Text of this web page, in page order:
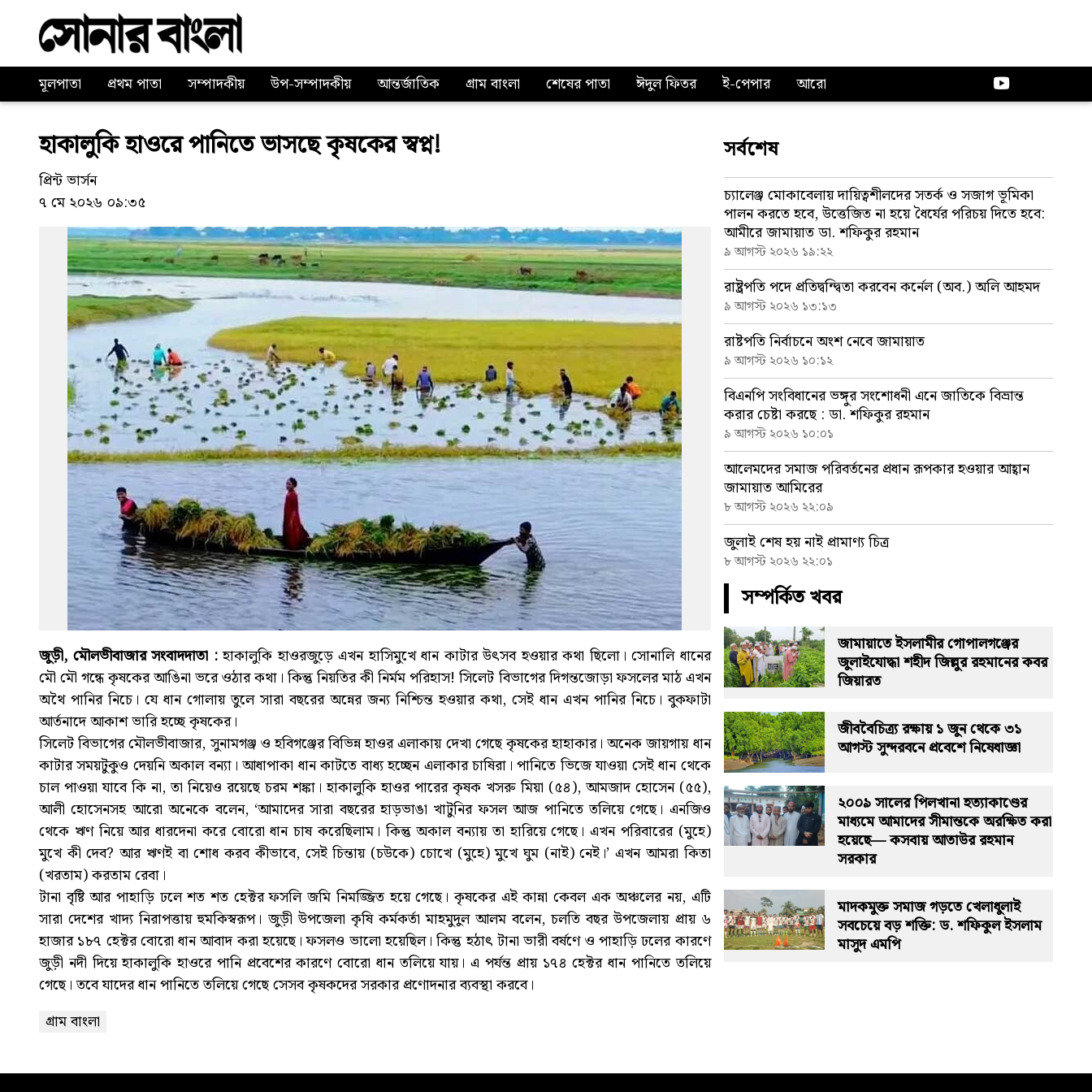
মূলপাতা প্রথম পাতা সম্পাদকীয় উপ-সম্পাদকীয় আন্তর্জাতিক গ্রাম বাংলা শেষের পাতা ঈদুল ফিতর ই-পেপার আরো
হাকালুকি হাওরে পানিতে ভাসছে কৃষকের স্বপ্ন!
প্রিন্ট ভার্সন
৭ মে ২০২৬ ০৯:৩৫
জুড়ী, মৌলভীবাজার সংবাদদাতা :হাকালুকি হাওরজুড়ে এখন হাসিমুখে ধান কাটার উৎসব হওয়ার কথা ছিলো। সোনালি ধানের
মৌ মৌ গন্ধে কৃষকের আঙিনা ভরে ওঠার কথা। কিন্তু নিয়তির কী নির্মম পরিহাস! সিলেট বিভাগের দিগন্তজোড়া ফসলের মাঠ এখন
অথৈ পানির নিচে। যে ধান গোলায় তুলে সারা বছরের অন্নের জন্য নিশ্চিন্ত হওয়ার কথা, সেই ধান এখন পানির নিচে। বুকফাটা
আর্তনাদে আকাশ ভারি হচ্ছে কৃষকের।
সিলেট বিভাগের মৌলভীবাজার, সুনামগঞ্জ ও হবিগঞ্জের বিভিন্ন হাওর এলাকায় দেখা গেছে কৃষকের হাহাকার। অনেক জায়গায় ধান
কাটার সময়টুকুও দেয়নি অকাল বন্যা। আধাপাকা ধান কাটতে বাধ্য হচ্ছেন এলাকার চাষিরা। পানিতে ভিজে যাওয়া সেই ধান থেকে
চাল পাওয়া যাবে কি না, তা নিয়েও রয়েছে চরম শঙ্কা। হাকালুকি হাওর পারের কৃষক খসরু মিয়া (৫৪), আমজাদ হোসেন (৫৫),
আলী হোসেনসহ আরো অনেকে বলেন, ‘আমাদের সারা বছরের হাড়ভাঙা খাটুনির ফসল আজ পানিতে তলিয়ে গেছে। এনজিও
থেকে ঋণ নিয়ে আর ধারদেনা করে বোরো ধান চাষ করেছিলাম। কিন্তু অকাল বন্যায় তা হারিয়ে গেছে। এখন পরিবারের (মুহে)
মুখে কী দেব? আর ঋণই বা শোধ করব কীভাবে, সেই চিন্তায় (চউকে) চোখে (মুহে) মুখে ঘুম (নাই) নেই।’ এখন আমরা কিতা
(খরতাম) করতাম রেবা।
টানা বৃষ্টি আর পাহাড়ি ঢলে শত শত হেক্টর ফসলি জমি নিমজ্জিত হয়ে গেছে। কৃষকের এই কান্না কেবল এক অঞ্চলের নয়, এটি
সারা দেশের খাদ্য নিরাপত্তায় হুমকিস্বরূপ। জুড়ী উপজেলা কৃষি কর্মকর্তা মাহমুদুল আলম বলেন, চলতি বছর উপজেলায় প্রায় ৬
হাজার ১৮৭ হেক্টর বোরো ধান আবাদ করা হয়েছে। ফসলও ভালো হয়েছিল। কিন্তু হঠাৎ টানা ভারী বর্ষণে ও পাহাড়ি ঢলের কারণে
জুড়ী নদী দিয়ে হাকালুকি হাওরে পানি প্রবেশের কারণে বোরো ধান তলিয়ে যায়। এ পর্যন্ত প্রায় ১৭৪ হেক্টর ধান পানিতে তলিয়ে
গেছে। তবে যাদের ধান পানিতে তলিয়ে গেছে সেসব কৃষকদের সরকার প্রণোদনার ব্যবস্থা করবে।
গ্রাম বাংলা
সর্বশেষ
চ্যালেঞ্জ মোকাবেলায় দায়িত্বশীলদের সতর্ক ও সজাগ ভূমিকা
পালন করতে হবে, উত্তেজিত না হয়ে ধৈর্যের পরিচয় দিতে হবে:
আমীরে জামায়াত ডা. শফিকুর রহমান
৯ আগস্ট ২০২৬ ১৯:২২
রাষ্ট্রপতি পদে প্রতিদ্বন্দ্বিতা করবেন কর্নেল (অব.) অলি আহমদ
৯ আগস্ট ২০২৬ ১৩:১৩
রাষ্টপতি নির্বাচনে অংশ নেবে জামায়াত
৯ আগস্ট ২০২৬ ১০:১২
বিএনপি সংবিধানের ভঙ্গুর সংশোধনী এনে জাতিকে বিভ্রান্ত
করার চেষ্টা করছে : ডা. শফিকুর রহমান
৯ আগস্ট ২০২৬ ১০:০১
আলেমদের সমাজ পরিবর্তনের প্রধান রূপকার হওয়ার আহ্বান
জামায়াত আমিরের
৮ আগস্ট ২০২৬ ২২:০৯
জুলাই শেষ হয় নাই প্রামাণ্য চিত্র
৮ আগস্ট ২০২৬ ২২:০১
সম্পর্কিত খবর
জামায়াতে ইসলামীর গোপালগঞ্জের
জুলাইযোদ্ধা শহীদ জিল্লুর রহমানের কবর
জিয়ারত
জীববৈচিত্র্য রক্ষায় ১ জুন থেকে ৩১
আগস্ট সুন্দরবনে প্রবেশে নিষেধাজ্ঞা
২০০৯ সালের পিলখানা হত্যাকাণ্ডের
মাধ্যমে আমাদের সীমান্তকে অরক্ষিত করা
হয়েছে— কসবায় আতাউর রহমান
সরকার
মাদকমুক্ত সমাজ গড়তে খেলাধুলাই
সবচেয়ে বড় শক্তি: ড. শফিকুল ইসলাম
মাসুদ এমপি